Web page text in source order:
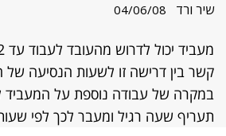
שיר ורד 04/06/08
קשר בין דרישה זו לשעות הנסיעה של
תעריף שעה רגיל ומעבר לכך לפי